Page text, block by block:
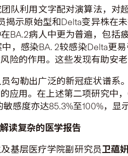
队利用文字配对演算法，对
揭示原始型和Delta变异株在
BA.2病人中更为普遍，包
，感染BA. 2较感染Delta更
险的作用。这些发现有助安
勾勒出广泛的新冠症状谱系
应用。在上述第二项研究中
感度亦达85.3%至100%，显
读复杂的医学报告
基层医疗学院​副研究员卫藴